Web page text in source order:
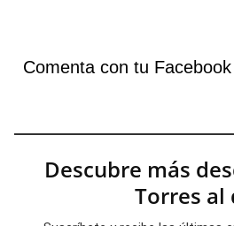
Comenta con tu Facebook
Descubre más
Torres al